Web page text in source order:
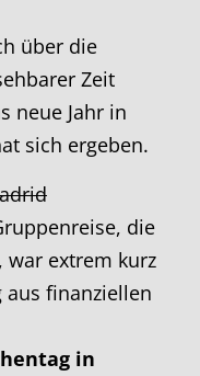
über die
Zeit
neue Jahr in
sich ergeben.
die
war extrem kurz
aus finanziellen
in